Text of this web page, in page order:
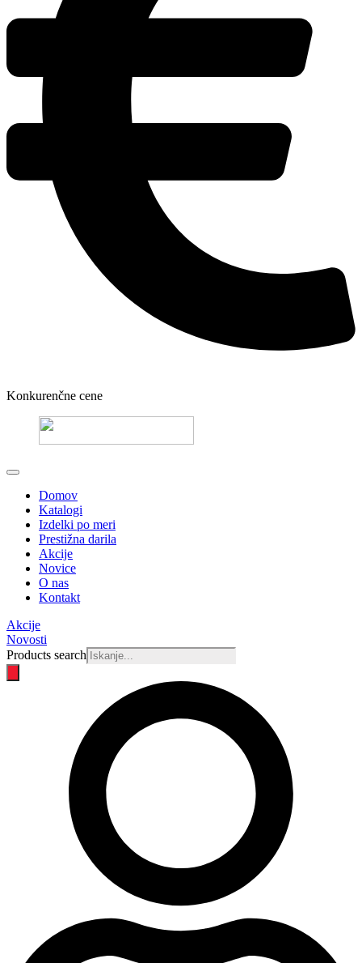
Konkurenčne cene
Domov
Katalogi
Izdelki po meri
Prestižna darila
Akcije
Novice
O nas
Kontakt
Akcije
Novosti
Products search